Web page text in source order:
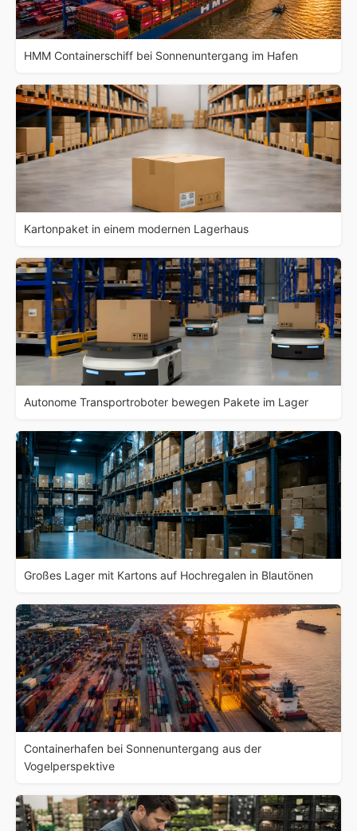
HMM Containerschiff bei Sonnenuntergang im Hafen
Kartonpaket in einem modernen Lagerhaus
Autonome Transportroboter bewegen Pakete im Lager
Großes Lager mit Kartons auf Hochregalen in Blautönen
Containerhafen bei Sonnenuntergang aus der
Vogelperspektive